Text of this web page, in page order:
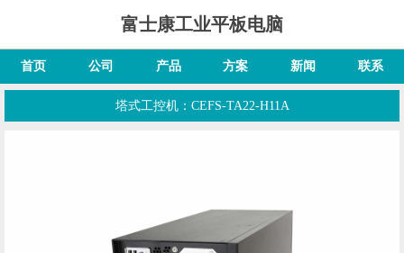
富士康工业平板电脑
首页 公司 产品 方案 新闻 联系
塔式工控机：CEFS-TA22-H11A